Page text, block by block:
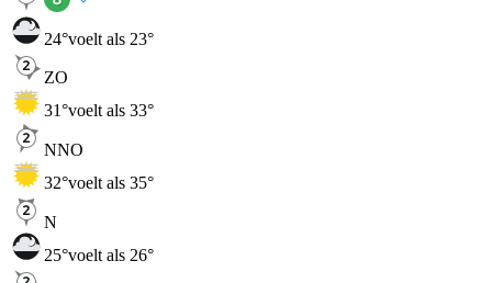
24°voelt als 23°
ZO
31°voelt als 33°
NNO
32°voelt als 35°
N
25°voelt als 26°